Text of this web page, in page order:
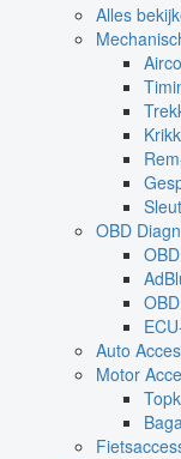
Alles
OBD
Auto
Motor